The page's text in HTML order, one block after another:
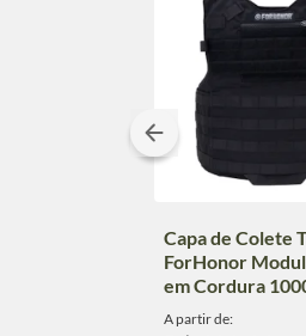
Capa de Colete
ForHonor
em Cordura
A partir de: